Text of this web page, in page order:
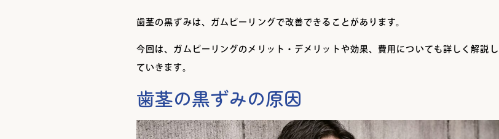
歯茎の黒ずみは、ガムピーリングで改善できることがあります。
今回は、ガムピーリングのメリット・デメリットや効果、費用についても詳しく解説し
ていきます。
歯茎の黒ずみの原因